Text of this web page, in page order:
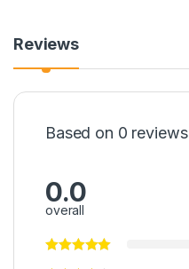
Reviews
Based on 0 reviews
0.0
overall